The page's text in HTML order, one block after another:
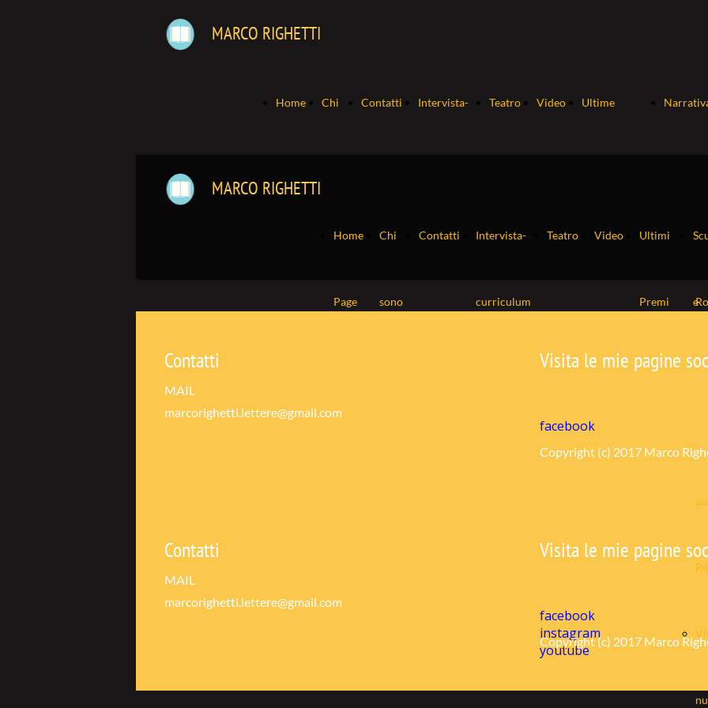
MARCO RIGHETTI
Contatti
MAIL
marcorighetti.lettere@gmail.com
Visita le mie pagine
Home Chi Contatti Intervista- Teatro Video Ultime
La
facebook
instagram
youtube
Copyright (c) 2017 Marco
MARCO RIGHETTI
Home
Page
Chi
sono
Contatti Intervista-
curriculum
Teatro Video Ultimi
Premi
ricevuti
e
Contatti
MAIL
marcorighetti.lettere@gmail.com
Visita le mie pagine
facebook
Copyright (c) 2017 Marco